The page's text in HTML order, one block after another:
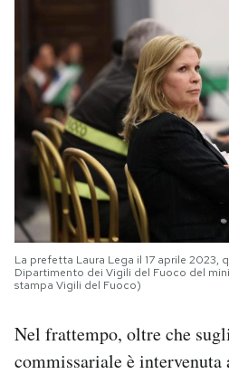
La prefetta Laura Lega il 17 aprile 2023,
Dipartimento dei Vigili del Fuoco del
stampa Vigili del Fuoco)
Nel frattempo, oltre che
commissariale è intervenuta